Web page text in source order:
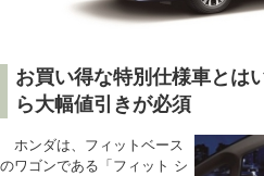
お買い得な特別仕様車とは
ら大幅値引きが必須
ホンダは、フィットベース
のワゴンである「フィット シ